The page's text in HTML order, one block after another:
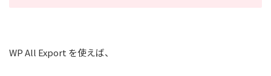
WP All Export を使えば、